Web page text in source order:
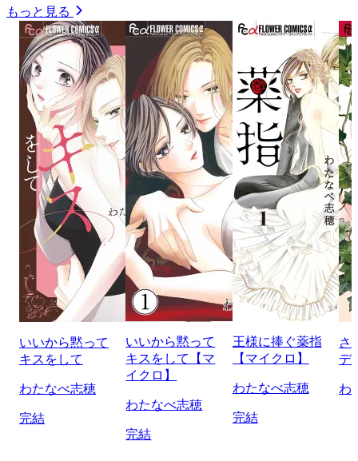
もっと見る
いいから黙って
キスをして
わたなべ志穂
完結
いいから黙って
キスをして【マ
イクロ】
わたなべ志穂
完結
王様に捧ぐ薬指
【マイクロ】
わたなべ志穂
完結
さ
デ
わ